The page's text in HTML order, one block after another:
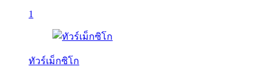
1
ทัวร์เม็กซิโก